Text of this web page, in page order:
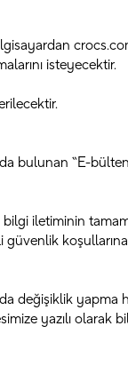
isteyecektir.
bulunan “E-
bilgi iletiminin
güvenlik
değişiklik yapma
yazılı olarak